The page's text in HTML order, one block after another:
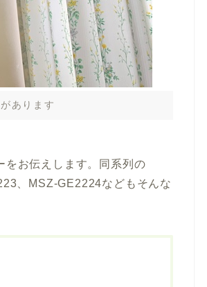
あります
をお伝えします。同系列の
、MSZ-GE2224などもそんな